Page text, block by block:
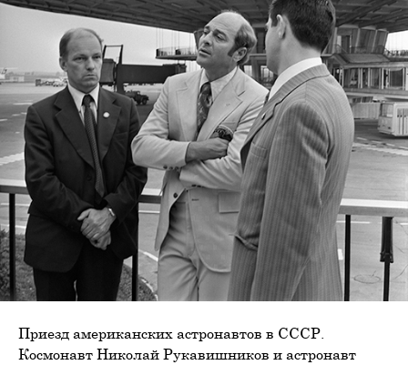
Приезд американских астронавтов в СССР.
Космонавт Николай Рукавишников и астронавт